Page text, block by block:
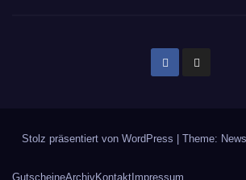
Stolz präsentiert von WordPress | Theme:
GutscheineArchivKontakt Impressum